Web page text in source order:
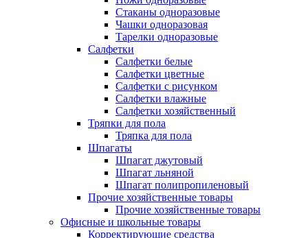
Стаканы одноразовые
Чашки одноразовая
Тарелки одноразовые
Салфетки
Салфетки белые
Салфетки цветные
Салфетки с рисунком
Салфетки влажные
Салфетки хозяйственный
Тряпки для пола
Тряпка для пола
Шпагаты
Шпагат джутовый
Шпагат льняной
Шпагат полипропиленовый
Прочие хозяйственные товары
Прочие хозяйственные товары
Офисные и школьные товары
Корректирующие средства